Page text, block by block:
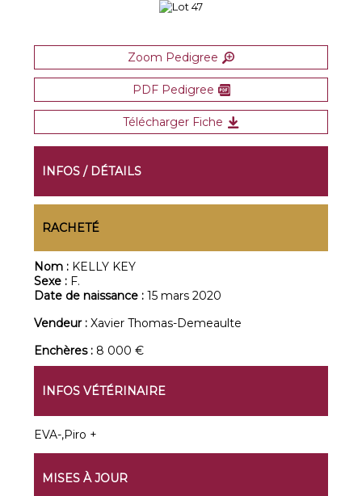
Zoom Pedigree
PDF Pedigree
Télécharger Fiche
INFOS / DÉTAILS
RACHETÉ
Nom : KELLY KEY
Sexe : F.
Date de naissance :15 mars 2020
Vendeur :Xavier Thomas-Demeaulte
Enchères : 8 000 €
INFOS VÉTÉRINAIRE
EVA-,Piro +
MISES À JOUR